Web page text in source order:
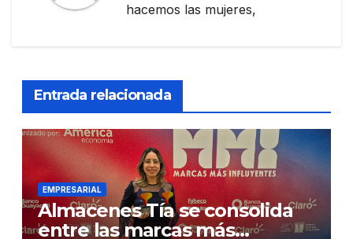
hacemos las mujeres,
Entrada relacionada
EMPRESARIAL
Almacenes Tía se consolida
entre las marcas más